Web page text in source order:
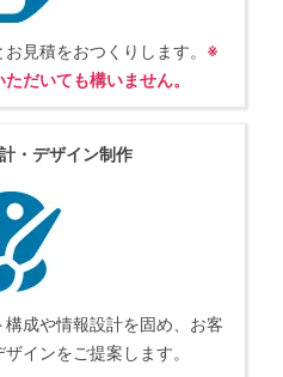
見積をおつくりします。 ※
だいても構いません。
・デザイン制作
成や情報設計を固め、お客
インをご提案します。